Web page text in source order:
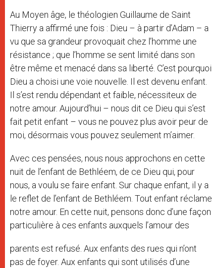
Au Moyen âge, le théologien Guillaume de Saint
Thierry a affirmé une fois : Dieu – à partir d’Adam – a
vu que sa grandeur provoquait chez l’homme une
résistance ; que l’homme se sent limité dans son
être même et menacé dans sa liberté. C’est pourquoi
Dieu a choisi une voie nouvelle. Il est devenu enfant.
Il s’est rendu dépendant et faible, nécessiteux de
notre amour. Aujourd’hui – nous dit ce Dieu qui s’est
fait petit enfant – vous ne pouvez plus avoir peur de
moi, désormais vous pouvez seulement m’aimer.
Avec ces pensées, nous nous approchons en cette
nuit de l’enfant de Bethléem, de ce Dieu qui, pour
nous, a voulu se faire enfant. Sur chaque enfant, il y a
le reflet de l’enfant de Bethléem. Tout enfant réclame
notre amour. En cette nuit, pensons donc d’une façon
particulière à ces enfants auxquels l’amour des
parents est refusé. Aux enfants des rues qui n’ont
pas de foyer. Aux enfants qui sont utilisés d’une